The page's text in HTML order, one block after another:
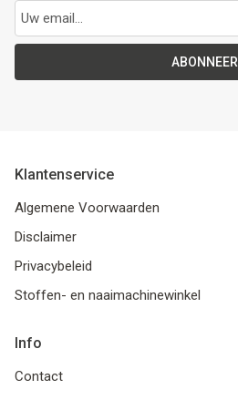
ABONNEER
Klantenservice
Algemene Voorwaarden
Disclaimer
Privacybeleid
Stoffen- en naaimachinewinkel
Info
Contact